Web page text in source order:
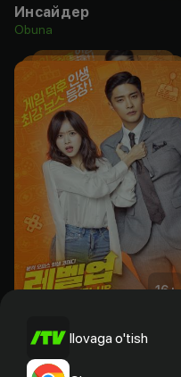
Инсайдер
Obuna
16+
Следующий уровень
Obuna
Ilovaga o'tish